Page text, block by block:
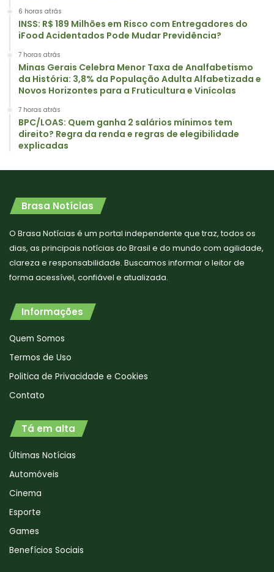
6 horas atrás
INSS: R$ 189 Milhões em Risco com Entregadores do
iFood Acidentados Pode Mudar Previdência?
7 horas atrás
Minas Gerais Celebra Menor Taxa de Analfabetismo
da História: 3,8% da População Adulta Alfabetizada e
Novos Horizontes para a Fruticultura e Vinícolas
7 horas atrás
BPC/LOAS: Quem ganha 2 salários mínimos tem
direito? Regra da renda e regras de elegibilidade
explicadas
Brasa Notícias
O Brasa Notícias é um portal independente que traz, todos os
dias, as principais notícias do Brasil e do mundo com agilidade,
clareza e responsabilidade. Buscamos informar o leitor de
forma acessível, confiável e atualizada.
Informações
Quem Somos
Termos de Uso
Politica de Privacidade e Cookies
Contato
Tá em alta
Últimas Notícias
Automóveis
Cinema
Esporte
Games
Benefícios Sociais